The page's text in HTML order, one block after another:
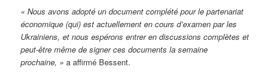
« Nous avons adopté un document complété pour le partenariat
économique (qui) est actuellement en cours d’examen par les
Ukrainiens, et nous espérons entrer en discussions complètes et
peut-être même de signer ces documents la semaine
prochaine, » a affirmé Bessent.